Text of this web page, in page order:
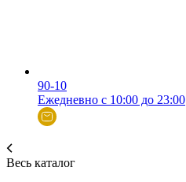
90-10
Ежедневно с 10:00 до 23:00
Весь каталог